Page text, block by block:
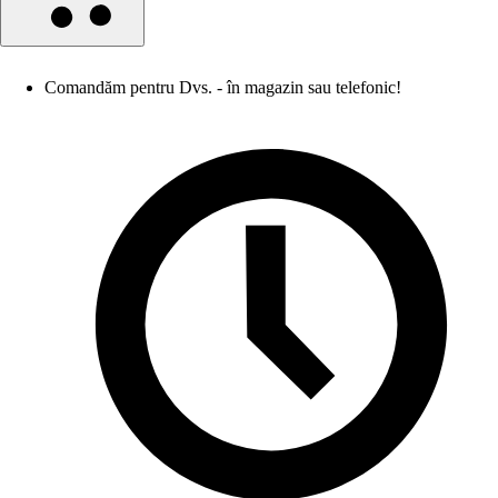
Comandăm pentru Dvs. - în magazin sau telefonic!